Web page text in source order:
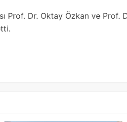
Prof. Dr. Oktay Özkan ve Prof.